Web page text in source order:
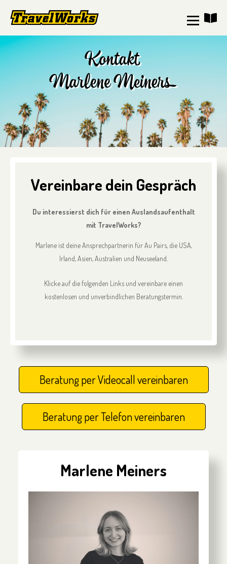
Kontakt
Marlene Meiners
Vereinbare dein Gespräch
Du interessierst dich für einen Auslandsaufenthalt
mit TravelWorks?
Marlene ist deine Ansprechpartnerin für Au Pairs, die USA,
Irland, Asien, Australien und Neuseeland.
Klicke auf die folgenden Links und vereinbare einen
kostenlosen und unverbindlichen Beratungstermin.
Beratung per Videocall vereinbaren
Beratung per Telefon vereinbaren
Marlene Meiners